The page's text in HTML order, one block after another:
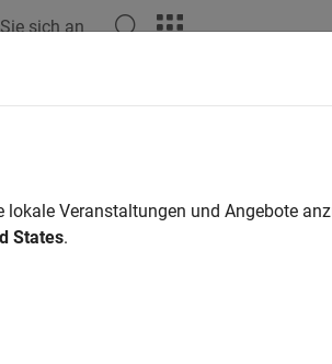
sich an
useful was this information?
Veranstaltungen und Angebote
States.